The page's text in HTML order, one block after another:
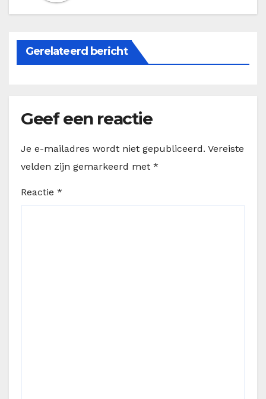
Gerelateerd bericht
Geef een reactie
Je e-mailadres wordt niet gepubliceerd. Vereiste
velden zijn gemarkeerd met *
Reactie *